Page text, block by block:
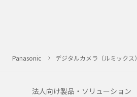
Panasonic デジタルカメラ（ルミックス）
法人向け製品・ソリューション